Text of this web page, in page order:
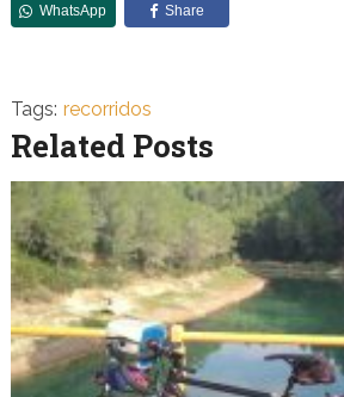
WhatsApp Share
Tags: recorridos
Related Posts